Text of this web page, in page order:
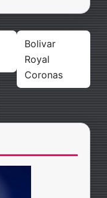
Bolivar
Royal
Coronas